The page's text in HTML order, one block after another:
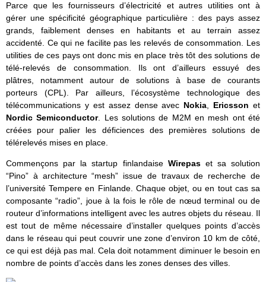
Parce que les fournisseurs d’électricité et autres utilities ont à
gérer une spécificité géographique particulière : des pays assez
grands, faiblement denses en habitants et au terrain assez
accidenté. Ce qui ne facilite pas les relevés de consommation. Les
utilities de ces pays ont donc mis en place très tôt des solutions de
télé-relevés de consommation. Ils ont d’ailleurs essuyé des
plâtres, notamment autour de solutions à base de courants
porteurs (CPL). Par ailleurs, l’écosystème technologique des
télécommunications y est assez dense avec Nokia, Ericsson et
Nordic Semiconductor. Les solutions de M2M en mesh ont été
créées pour palier les déficiences des premières solutions de
télérelevés mises en place.
Commençons par la startup finlandaise Wirepaset sa solution
“Pino” à architecture “mesh” issue de travaux de recherche de
l’université Tempere en Finlande. Chaque objet, ou en tout cas sa
composante “radio”, joue à la fois le rôle de nœud terminal ou de
routeur d’informations intelligent avec les autres objets du réseau. Il
est tout de même nécessaire d’installer quelques points d’accès
dans le réseau qui peut couvrir une zone d’environ 10 km de côté,
ce qui est déjà pas mal. Cela doit notamment diminuer le besoin en
nombre de points d’accès dans les zones denses des villes.